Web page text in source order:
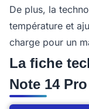
De plus, la
température et
charge pour un
La fiche
Note 14 Pro